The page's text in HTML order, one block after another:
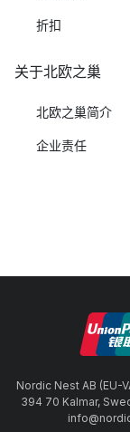
折扣
关于北欧之巢
北欧之巢简介
企业责任
Nordic Nest AB (EU-
394 70 Kalmar,